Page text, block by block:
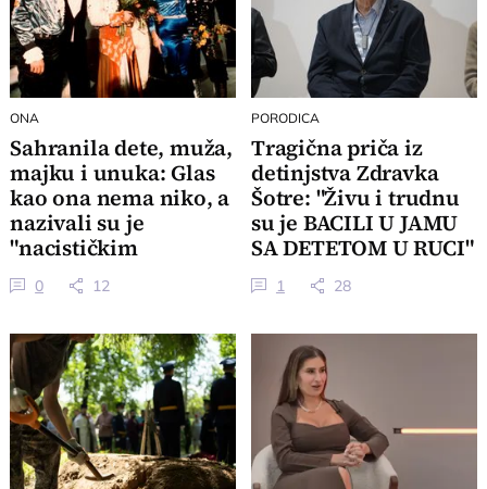
ONA
Sahranila dete, muža,
majku i unuka: Glas
kao ona nema niko, a
nazivali su je
"nacističkim
projektom"
0 12
PORODICA
Tragična priča iz
detinjstva Zdravka
Šotre: "Živu i trudnu
su je BACILI U JAMU
SA DETETOM U RUCI"
1 28